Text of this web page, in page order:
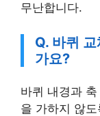
무난합니다.
Q. 바퀴
가요?
바퀴 내경과
을 가하지 않